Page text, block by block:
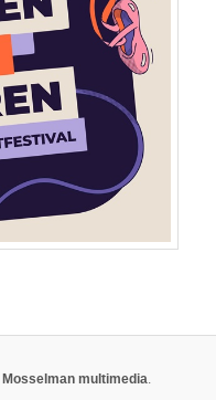
Mosselman multimedia.